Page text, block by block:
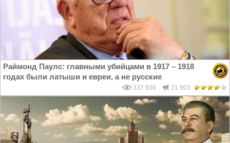
Раймонд Паулс: главными убийцами в 1917 – 1918
годах были латыши и евреи, а не русские
337 936 21 903